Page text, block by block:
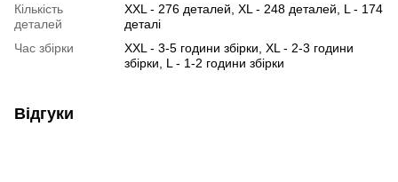
Кількість
деталей
XXL - 276 деталей, XL - 248 деталей, L - 174
деталі
Час збірки
XXL - 3-5 години збірки, XL - 2-3 години
збірки, L - 1-2 години збірки
Відгуки